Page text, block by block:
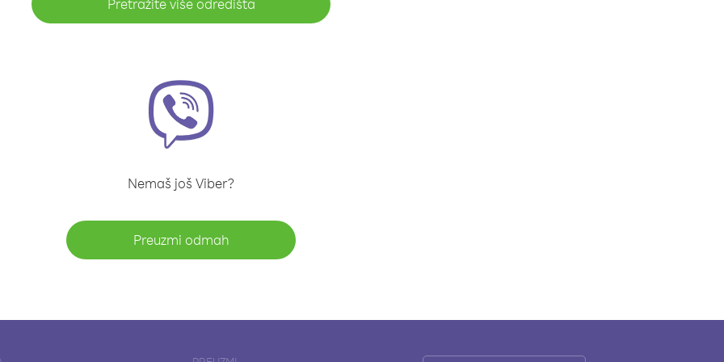
Pretražite više odredišta
Nemaš još Viber?
Preuzmi odmah